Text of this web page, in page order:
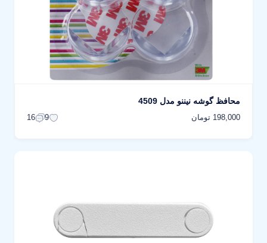
محافظ گوشه نیننو مدل 4509
198,000 تومان 9
16